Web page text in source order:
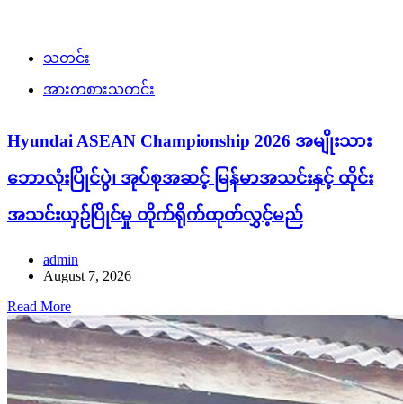
သတင်း
အားကစားသတင်း
Hyundai ASEAN Championship 2026 အမျိုးသား
ဘောလုံးပြိုင်ပွဲ၊ အုပ်စုအဆင့် မြန်မာအသင်းနှင့် ထိုင်း
အသင်းယှဉ်ပြိုင်မှု တိုက်ရိုက်ထုတ်လွှင့်မည်
admin
August 7, 2026
Read More